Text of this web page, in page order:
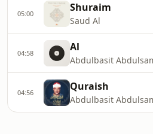
05:00 Shuraim
Saud Al
04:58 Al
Abdulbasit
04:56 Quraish
Abdulbasit